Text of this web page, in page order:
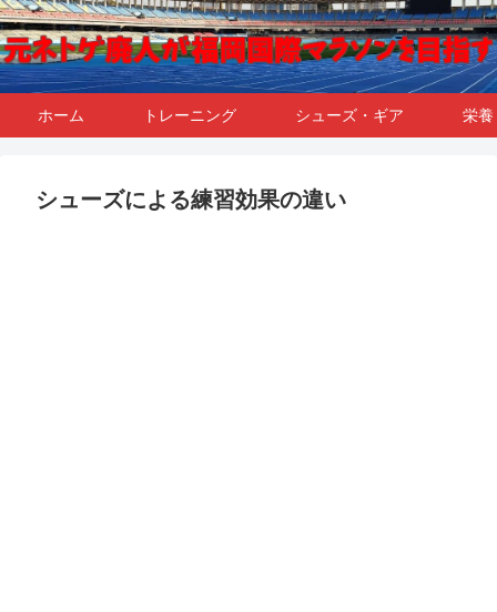
ホーム トレーニング シューズ・ギア 栄
シューズによる練習効果の違い